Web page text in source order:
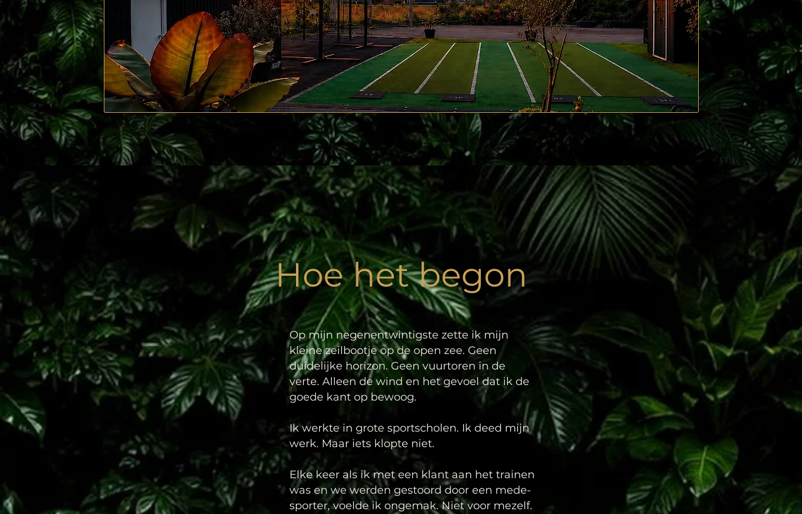
Hoe het begon
Op mijn negenentwintigste zette ik mijn
kleine zeilbootje op de open zee. Geen
duidelijke horizon. Geen vuurtoren in de
verte. Alleen de wind en het gevoel dat ik de
goede kant op bewoog.
Ik werkte in grote sportscholen. Ik deed mijn
werk. Maar iets klopte niet.
Elke keer als ik met een klant aan het trainen
was en we werden gestoord door een mede-
sporter, voelde ik ongemak. Niet voor mezelf.